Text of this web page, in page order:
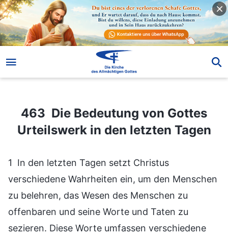
463 Die Bedeutung von Gottes
Urteilswerk in den letzten Tagen
1 In den letzten Tagen setzt Christus
verschiedene Wahrheiten ein, um den Menschen
zu belehren, das Wesen des Menschen zu
offenbaren und seine Worte und Taten zu
sezieren. Diese Worte umfassen verschiedene